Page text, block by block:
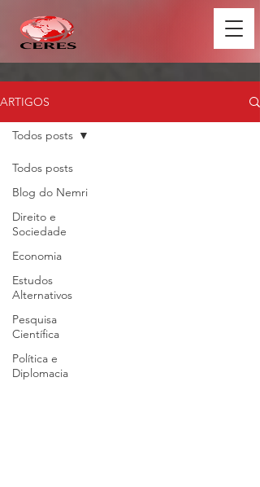
ARTIGOS
Todos posts
Blog do Nemri
Direito e
Sociedade
Economia
Estudos
Alternativos
Pesquisa
Científica
Política e
Diplomacia
Todos posts